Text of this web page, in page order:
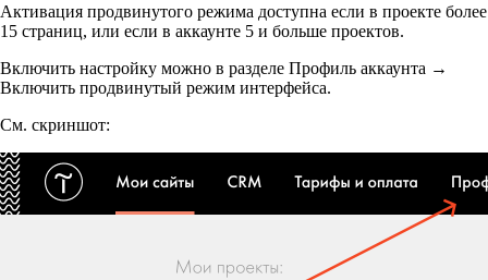
Активация продвинутого режима доступна если в проекте более
15 страниц, или если в аккаунте 5 и больше проектов.
Включить настройку можно в разделе Профиль аккаунта →
Включить продвинутый режим интерфейса.
См. скриншот: